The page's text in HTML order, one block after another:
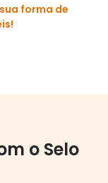
forma de
o Selo